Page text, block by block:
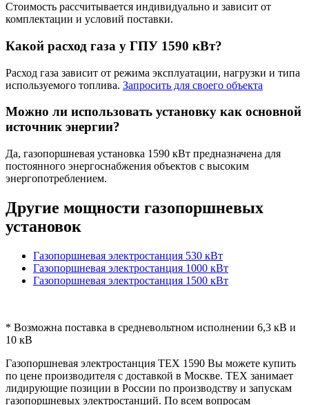
Стоимость рассчитывается индивидуально и зависит от
комплектации и условий поставки.
Какой расход газа у ГПУ 1590 кВт?
Расход газа зависит от режима эксплуатации, нагрузки и типа
используемого топлива. Запросить для своего объекта
Можно ли использовать установку как основной
источник энергии?
Да, газопоршневая установка 1590 кВт предназначена для
постоянного энергоснабжения объектов с высоким
энергопотреблением.
Другие мощности газопоршневых
установок
Газопоршневая электростанция 530 кВт
Газопоршневая электростанция 1000 кВт
Газопоршневая электростанция 1500 кВт
* Возможна поставка в средневольтном исполнении 6,3 кВ и
10 кВ
Газопоршневая электростанция ТЕХ 1590 Вы можете купить
по цене производителя с доставкой в Москве. ТЕХ занимает
лидирующие позиции в России по производству и запускам
газопоршневых электростанций. По всем вопросам